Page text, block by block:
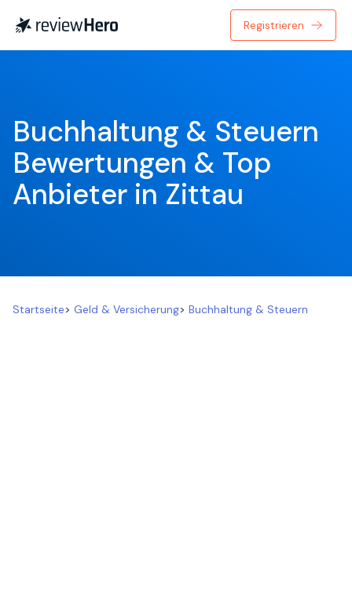
Registrieren
Buchhaltung & Steuern
Bewertungen & Top
Anbieter in Zittau
Startseite> Geld & Versicherung> Buchhaltung & Steuern